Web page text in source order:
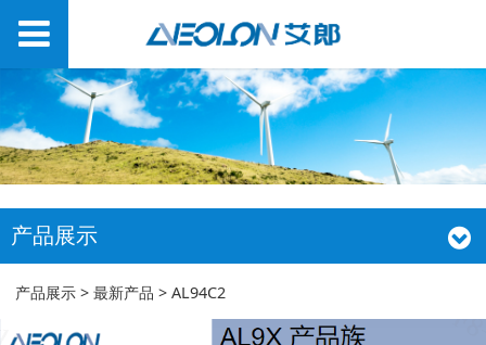
产品展示
AL94C2
产品展示 >最新产品 >AL94C2